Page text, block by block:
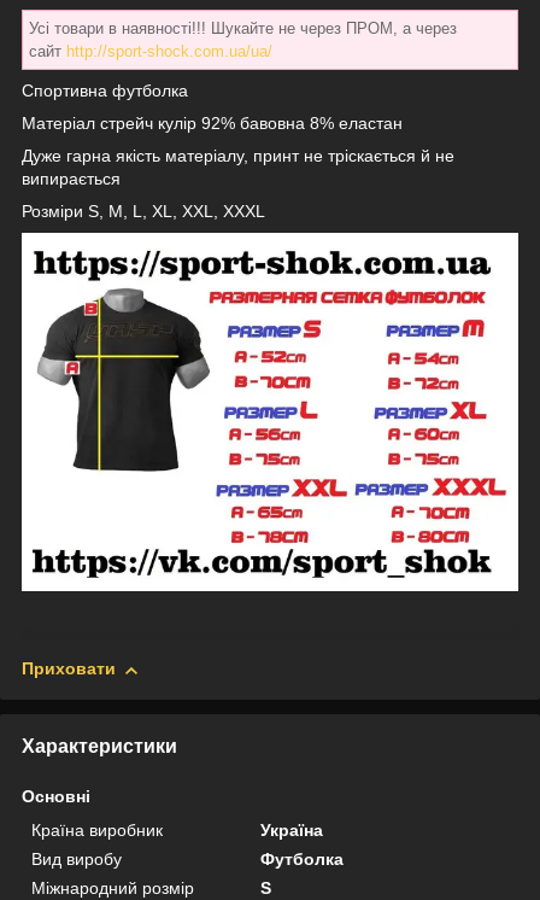
Усі товари в наявності!!! Шукайте не через ПРОМ, а через
сайт http://sport-shock.com.ua/ua/
Спортивна футболка
Матеріал стрейч кулір 92% бавовна 8% еластан
Дуже гарна якість матеріалу, принт не тріскається й не
випирається
Розміри S, M, L, XL, XXL, XXXL
Приховати
Характеристики
Основні
Країна виробник
Україна
Вид виробу
Футболка
Міжнародний розмір
S